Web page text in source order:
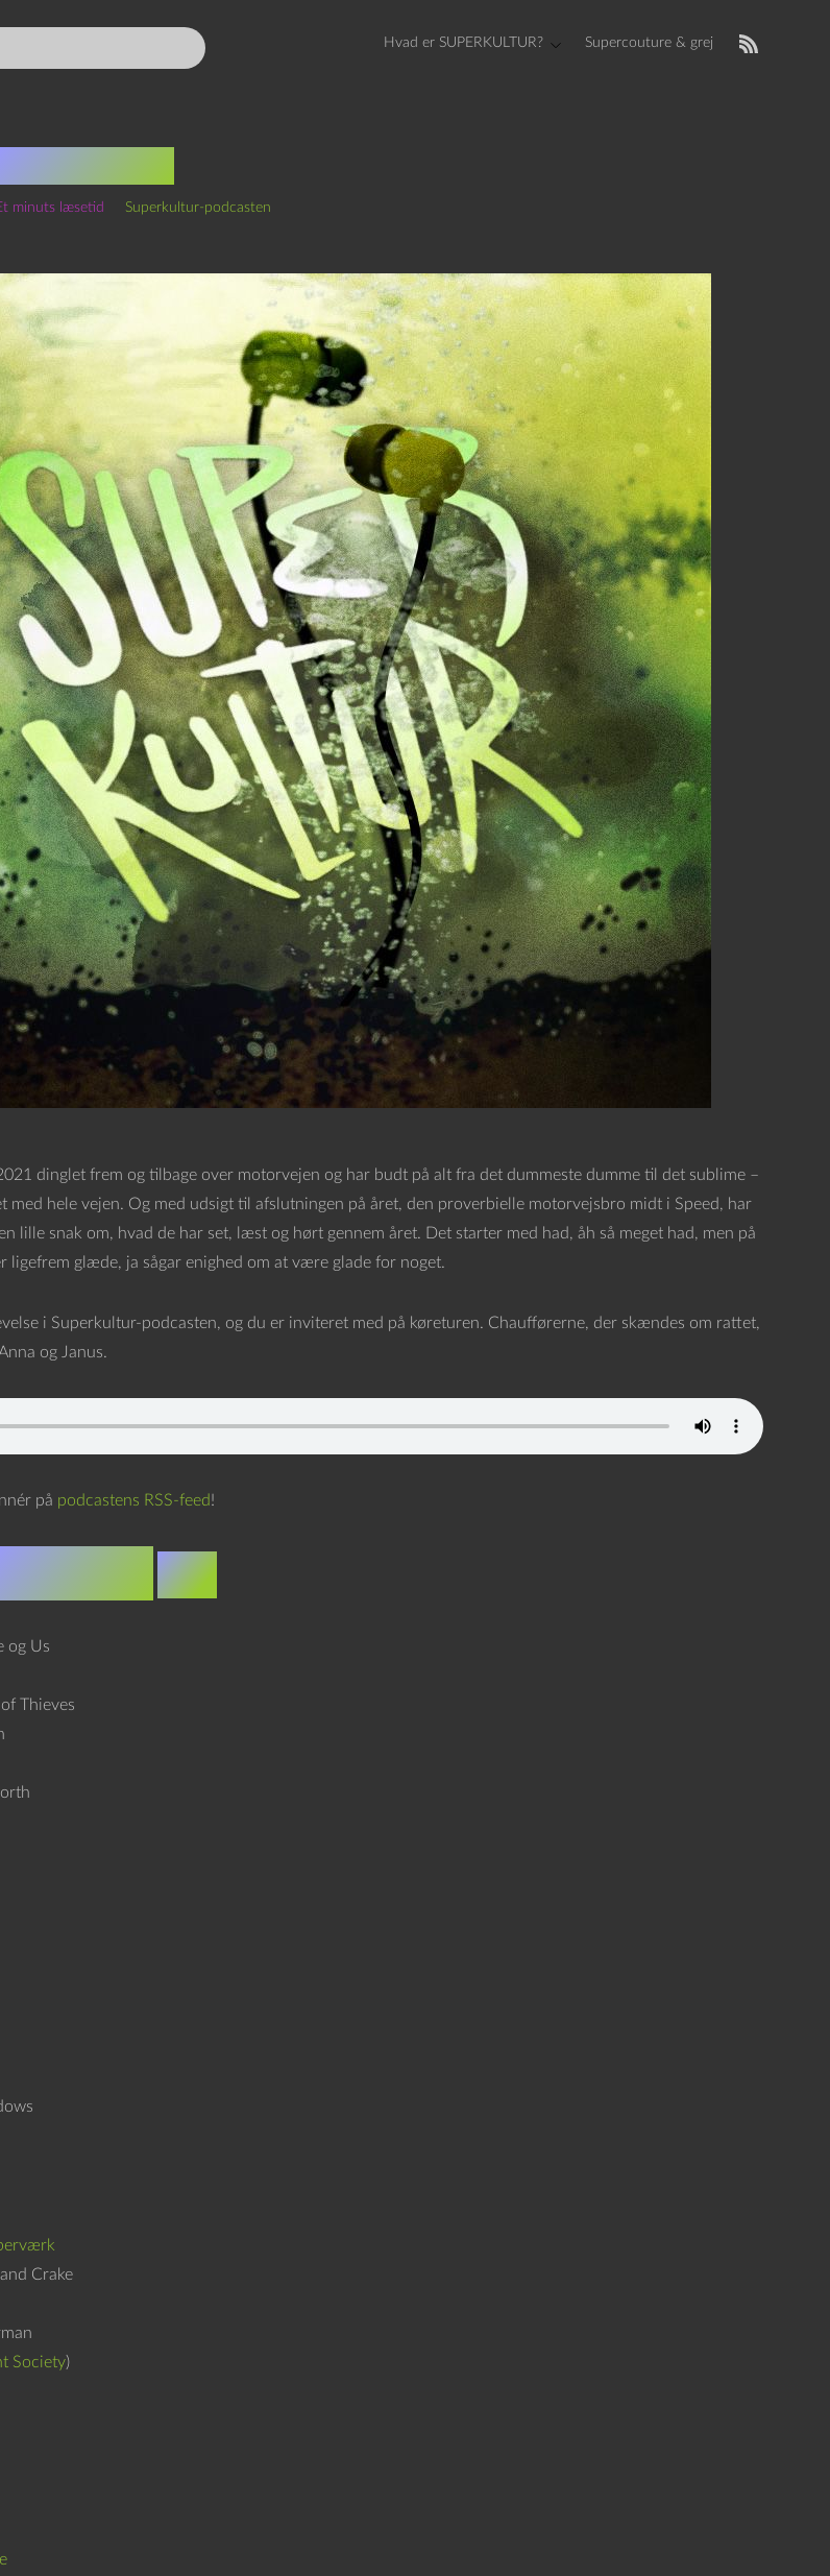
Hvad er SUPERKULTUR? Supercouture & grej
minuts læsetid Superkultur-podcasten
dinglet frem og tilbage over motorvejen og har budt på alt fra det dummeste dumme til det sublime –
med hele vejen. Og med udsigt til afslutningen på året, den proverbielle motorvejsbro midt i Speed, har
lille snak om, hvad de har set, læst og hørt gennem året. Det starter med had, åh så meget had, men på
ligefrem glæde, ja sågar enighed om at være glade for noget.
i Superkultur-podcasten, og du er inviteret med på køreturen. Chaufførerne, der skændes om rattet,
og Janus.
på podcastens RSS-feed!
Film
og Us
Thieves
Crake
Society)